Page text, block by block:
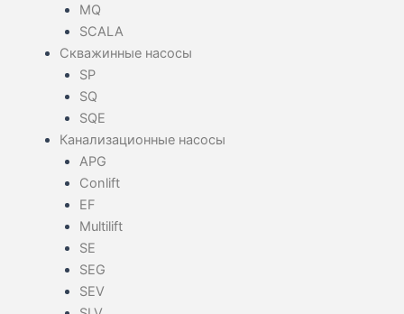
MQ
SCALA
Скважинные насосы
SP
SQ
SQE
Канализационные насосы
APG
Conlift
EF
Multilift
SE
SEG
SEV